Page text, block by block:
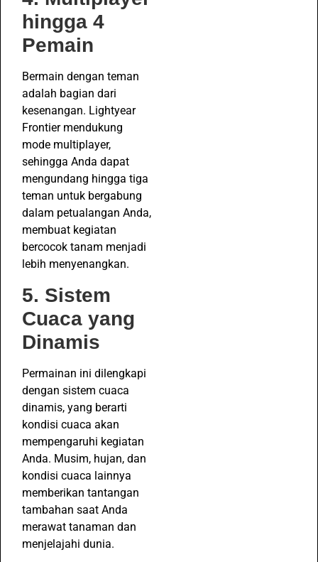
hingga 4
Pemain
Bermain dengan teman
adalah bagian dari
kesenangan. Lightyear
Frontier mendukung
mode multiplayer,
sehingga Anda dapat
mengundang hingga tiga
teman untuk bergabung
dalam petualangan Anda,
membuat kegiatan
bercocok tanam menjadi
lebih menyenangkan.
5. Sistem
Cuaca yang
Dinamis
Permainan ini dilengkapi
dengan sistem cuaca
dinamis, yang berarti
kondisi cuaca akan
mempengaruhi kegiatan
Anda. Musim, hujan, dan
kondisi cuaca lainnya
memberikan tantangan
tambahan saat Anda
merawat tanaman dan
menjelajahi dunia.